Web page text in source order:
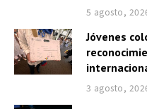
5 agosto,
Jóvenes
3 agosto,